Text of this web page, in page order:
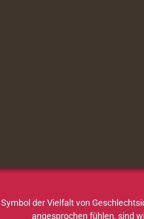
der Vielfalt von
angesprochen fühlen, sind